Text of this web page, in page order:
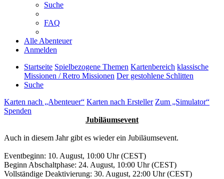
Suche
FAQ
Alle Abenteuer
Anmelden
Startseite Spielbezogene Themen Kartenbereich klassische
Missionen / Retro Missionen Der gestohlene Schlitten
Suche
Karten nach „Abenteuer“ Karten nach Ersteller Zum „Simulator“
Spenden
Jubiläumsevent
Auch in diesem Jahr gibt es wieder ein Jubiläumsevent.
Eventbeginn: 10. August, 10:00 Uhr (CEST)
Beginn Abschaltphase: 24. August, 10:00 Uhr (CEST)
Vollständige Deaktivierung: 30. August, 22:00 Uhr (CEST)